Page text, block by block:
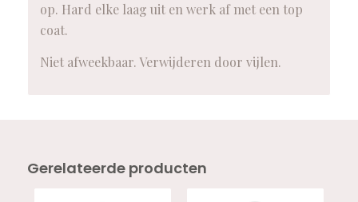
op. Hard elke laag uit en werk af met een top
coat.
Niet afweekbaar. Verwijderen door vijlen.
Gerelateerde producten